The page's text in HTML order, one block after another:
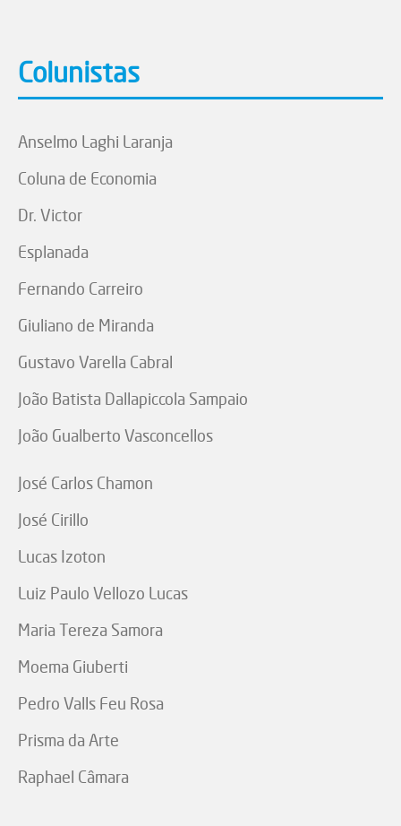
Colunistas
Anselmo Laghi Laranja
Coluna de Economia
Dr. Victor
Esplanada
Fernando Carreiro
Giuliano de Miranda
Gustavo Varella Cabral
João Batista Dallapiccola Sampaio
João Gualberto Vasconcellos
José Carlos Chamon
José Cirillo
Lucas Izoton
Luiz Paulo Vellozo Lucas
Maria Tereza Samora
Moema Giuberti
Pedro Valls Feu Rosa
Prisma da Arte
Raphael Câmara